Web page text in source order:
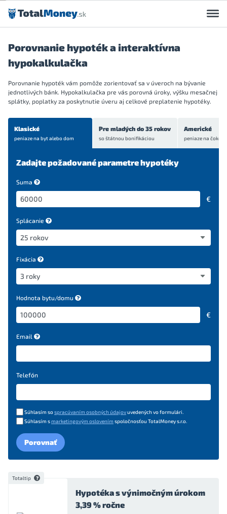
Preskočiť na obsah
Porovnanie hypoték a interaktívna
hypokalkulačka
Porovnanie hypoték vám pomôže zorientovať sa v úveroch na bývanie
jednotlivých bánk. Hypokalkulačka pre vás porovná úroky, výšku mesačnej
splátky, poplatky za poskytnutie úveru aj celkové preplatenie hypotéky.
Klasické
peniaze na bytalebo dom
Pre mladých do 35 rokov
so štátnou bonifikáciou
Americké
peniaze na
Zadajte požadované parametre hypotéky
Suma
€
Splácanie
Fixácia
Hodnota bytu/domu
€
Email
Telefón
Súhlasím sospracúvaním osobných údajovuvedených vo formulári.
Súhlasím smarketingovým oslovením spoločnosťou TotalMoney s.r.o.
Porovnať
Totaltip
Hypotéka s výnimočným úrokom
3,39 % ročne